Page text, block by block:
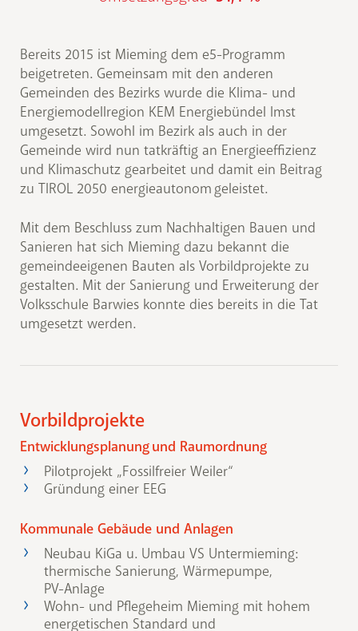
Bereits 2015 ist Mieming dem e5-Programm
beigetreten. Gemeinsam mit den anderen
Gemeinden des Bezirks wurde die Klima- und
Energiemodellregion KEM Energiebündel Imst
umgesetzt. Sowohl im Bezirk als auch in der
Gemeinde wird nun tatkräftig an Energieeffizienz
und Klimaschutz gearbeitet und damit ein Beitrag
zu TIROL 2050 energieautonom geleistet.
Mit dem Beschluss zum Nachhaltigen Bauen und
Sanieren hat sich Mieming dazu bekannt die
gemeindeeigenen Bauten als Vorbildprojekte zu
gestalten. Mit der Sanierung und Erweiterung der
Volksschule Barwies konnte dies bereits in die Tat
umgesetzt werden.
Vorbildprojekte
Entwicklungsplanung und Raumordnung
Pilotprojekt „Fossilfreier Weiler“
Gründung einer EEG
Kommunale Gebäude und Anlagen
Neubau KiGa u. Umbau VS Untermieming:
thermische Sanierung, Wärmepumpe,
PV-Anlage
Wohn- und Pflegeheim Mieming mit hohem
energetischen Standard und